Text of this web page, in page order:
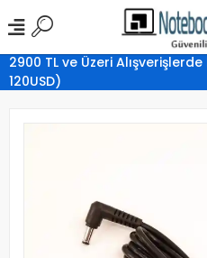
2900 TL ve Üzeri
120USD)